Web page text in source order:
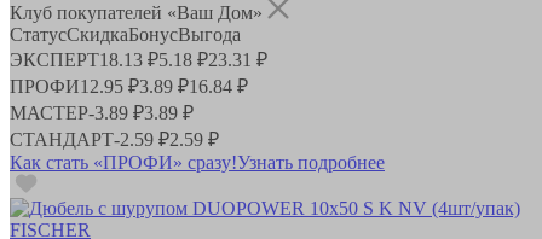
Клуб покупателей «Ваш Дом»
СтатусСкидкаБонусВыгода
ЭКСПЕРТ18.13 ₽5.18 ₽23.31 ₽
ПРОФИ12.95 ₽3.89 ₽16.84 ₽
МАСТЕР-3.89 ₽3.89 ₽
СТАНДАРТ-2.59 ₽2.59 ₽
Как стать «ПРОФИ» сразу!Узнать подробнее